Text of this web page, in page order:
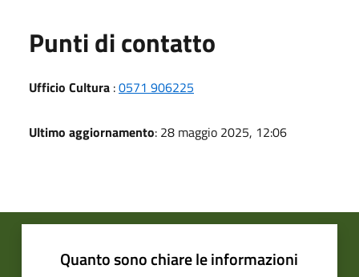
Punti di contatto
Ufficio Cultura :0571 906225
Ultimo aggiornamento: 28 maggio 2025, 12:06
Quanto sono chiare le informazioni